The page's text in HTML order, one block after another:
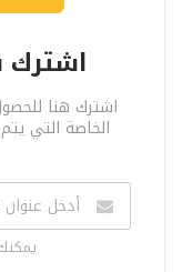
اشترك
اشترك هنا
الخاصة التي